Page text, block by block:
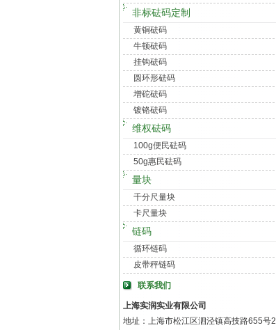
非标砝码定制
黄铜砝码
牛顿砝码
挂钩砝码
圆环形砝码
增砣砝码
镀铬砝码
维权砝码
100g便民砝码
50g惠民砝码
量块
千分尺量块
卡尺量块
链码
循环链码
皮带秤链码
联系我们
上海实润实业有限公司
地址：上海市松江区泗泾镇高技路655号2